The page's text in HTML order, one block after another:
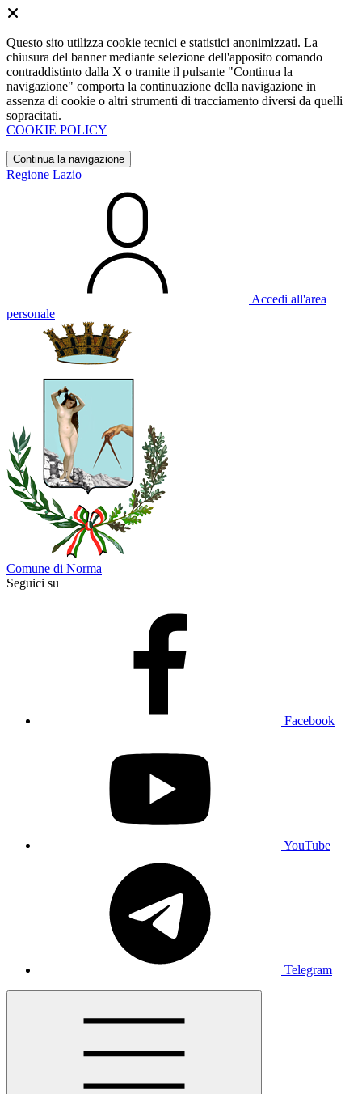
Questo sito utilizza cookie tecnici e statistici anonimizzati. La
chiusura del banner mediante selezione dell'apposito comando
contraddistinto dalla X o tramite il pulsante "Continua la
navigazione" comporta la continuazione della navigazione in
assenza di cookie o altri strumenti di tracciamento diversi da quelli
sopracitati.
COOKIE POLICY
Continua la navigazione
Regione Lazio
Accedi all'area
personale
Comune di Norma
Seguici su
Facebook
YouTube
Telegram